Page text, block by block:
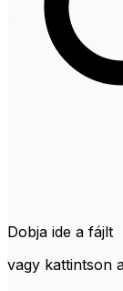
Dobja ide a fájlt
vagy kattintson